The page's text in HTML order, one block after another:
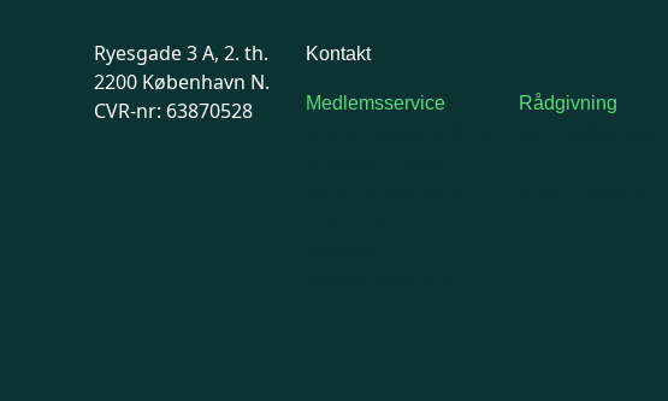
Ryesgade 3 A, 2. th.
2200 København N.
CVR-nr: 63870528
Kontakt
Medlemsservice Rådgivning